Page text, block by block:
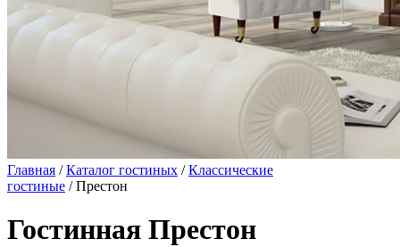
Главная /Каталог гостиных /Классические
гостиные / Престон
Гостинная Престон